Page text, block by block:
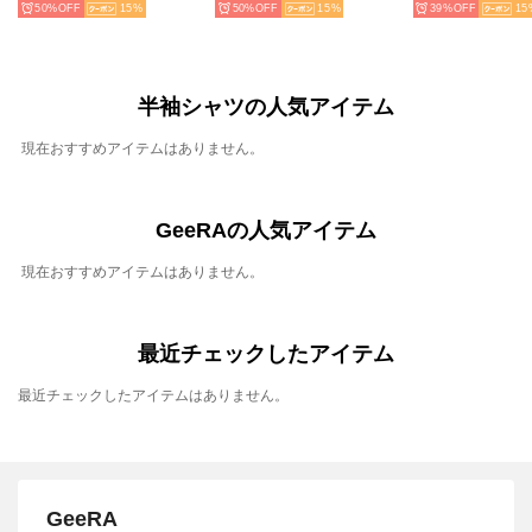
50% 15 50% 15 39% 15
半袖シャツの人気アイテム
現在おすすめアイテムはありません。
GeeRAの人気アイテム
現在おすすめアイテムはありません。
最近チェックしたアイテム
最近チェックしたアイテムはありません。
GeeRA